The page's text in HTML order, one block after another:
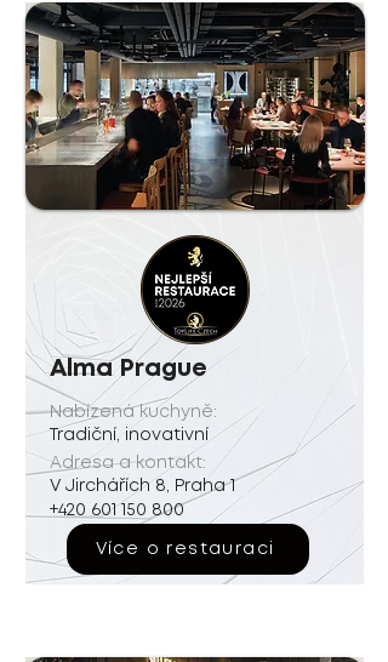
Alma Prague
Nabízená kuchyně:
Tradiční, inovativní
Adresa a kontakt:
V Jirchářích 8, Praha 1
+420 601 150 800
Více o restauraci